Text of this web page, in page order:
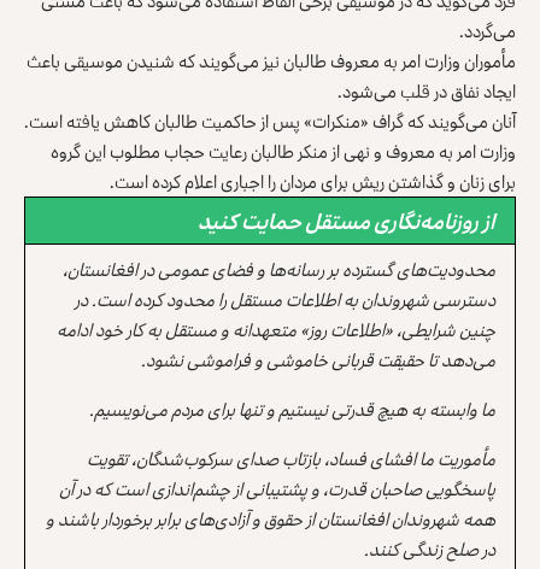
می‌گردد.
مأموران وزارت امر به معروف طالبان نیز می‌گویند که شنیدن موسیقی باعث
ایجاد نفاق در قلب می‌شود.
آنان می‌گویند که گراف «منکرات» پس از حاکمیت طالبان کاهش یافته است.
وزارت امر به معروف و نهی از منکر طالبان رعایت حجاب مطلوب این گروه
برای زنان و گذاشتن ریش برای مردان را اجباری اعلام کرده‌ است.
از روزنامه‌نگاری مستقل حمایت کنید
محدودیت‌های گسترده بر رسانه‌ها و فضای عمومی در افغانستان،
دسترسی شهروندان به اطلاعات مستقل را محدود کرده است. در
چنین شرایطی، «اطلاعات روز» متعهدانه و مستقل به کار خود ادامه
می‌دهد تا حقیقت قربانی خاموشی و فراموشی نشود.
ما وابسته به هیچ قدرتی نیستیم و تنها برای مردم می‌نویسیم.
مأموریت ما افشای فساد، بازتاب صدای سرکوب‌شدگان، تقویت
پاسخگویی صاحبان قدرت، و پشتیبانی از چشم‌اندازی است که در آن
همه شهروندان افغانستان از حقوق و آزادی‌های برابر برخوردار باشند و
در صلح زندگی کنند.